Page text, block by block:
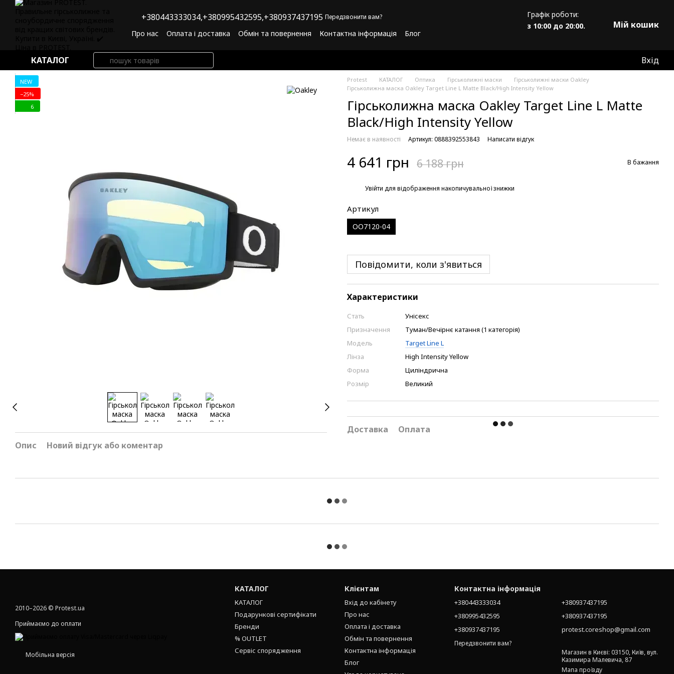
Перейти до основного контенту
+380443333034,+380995432595,+380937437195 Передзвонити вам?
Про нас Оплата і доставка Обмін та повернення Контактна інформація
Блог
Графік роботи:
з 10:00 до 20:00.
Мій кошик
КАТАЛОГ Вхід
NEW
−25%
6
Опис Новий відгук або коментар
Protest КАТАЛОГ Оптика Гірськолижні маски
Гірськолижні маски Oakley
Гірськолижна маска Oakley Target Line L Matte Black/High Intensity Yellow
Гірськолижна маска Oakley Target Line L Matte
Black/High Intensity Yellow
Немає в наявності Артикул: 0888392553843 Написати відгук
4 641 грн 6 188 грн В бажання
Увійти для відображення накопичувальної знижки
Артикул
OO7120-04
Повідомити, коли з'явиться
Характеристики
Стать
Унісекс
Призначення
Туман/Вечірнє катання (1 категорія)
Модель
Target Line L
Лінза
High Intensity Yellow
Форма
Циліндрична
Розмір
Великий
Доставка Оплата
2010–2026 © Protest.ua
Приймаємо до оплати
Мобільна версія
КАТАЛОГ
КАТАЛОГ
Подарункові сертифікати
Бренди
% OUTLET
Сервіс спорядження
Клієнтам
Вхід до кабінету
Про нас
Оплата і доставка
Обмін та повернення
Контактна інформація
Блог
Контактна інформація
+380443333034
+380995432595
+380937437195
Передзвонити вам?
+380937437195
+380937437195
protest.coreshop@gmail.com
Магазин в Києві: 03150, Київ, вул.
Казимира Малевича, 87
Мапа проїзду